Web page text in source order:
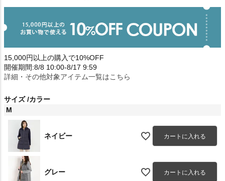
15,000円以上の購入で10%OFF
開催期間:8/8 10:00-8/17 9:59
詳細・その他対象アイテム一覧はこちら
サイズ カラー
M
ネイビー カートに入れる
グレー カートに入れる